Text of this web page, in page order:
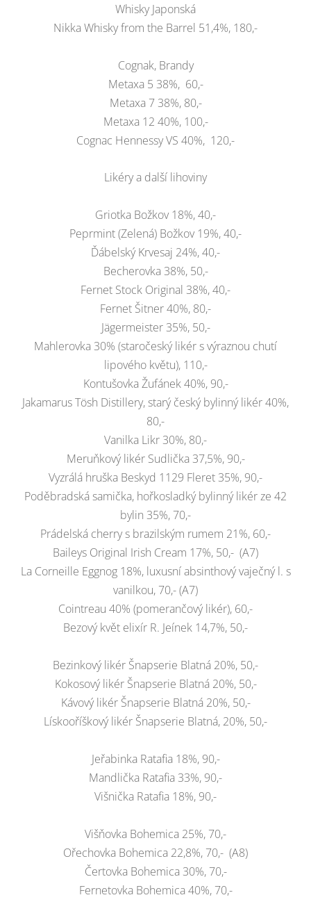
Whisky Japonská
Nikka Whisky from the Barrel 51,4%, 180,-
Cognak, Brandy
Metaxa 5 38%, 60,-
Metaxa 7 38%, 80,-
Metaxa 12 40%, 100,-
Cognac Hennessy VS 40%, 120,-
Likéry a další lihoviny
Griotka Božkov 18%, 40,-
Peprmint (Zelená) Božkov 19%, 40,-
Ďábelský Krvesaj 24%, 40,-
Becherovka 38%, 50,-
Fernet Stock Original 38%, 40,-
Fernet Šitner 40%, 80,-
Jägermeister 35%, 50,-
Mahlerovka 30% (staročeský likér s výraznou chutí
lipového květu), 110,-
Kontušovka Žufánek 40%, 90,-
Jakamarus Tösh Distillery, starý český bylinný likér 40%,
80,-
Vanilka Likr 30%, 80,-
Meruňkový likér Sudlička 37,5%, 90,-
Vyzrálá hruška Beskyd 1129 Fleret 35%, 90,-
Poděbradská samička, hořkosladký bylinný likér ze 42
bylin 35%, 70,-
Prádelská cherry s brazilským rumem 21%, 60,-
Baileys Original Irish Cream 17%, 50,- (A7)
La Corneille Eggnog 18%, luxusní absinthový vaječný l. s
vanilkou, 70,- (A7)
Cointreau 40% (pomerančový likér), 60,-
Bezový květ elixír R. Jeínek 14,7%, 50,-
Bezinkový likér Šnapserie Blatná 20%, 50,-
Kokosový likér Šnapserie Blatná 20%, 50,-
Kávový likér Šnapserie Blatná 20%, 50,-
Lískooříškový likér Šnapserie Blatná, 20%, 50,-
Jeřabinka Ratafia 18%, 90,-
Mandlička Ratafia 33%, 90,-
Višnička Ratafia 18%, 90,-
Višňovka Bohemica 25%, 70,-
Ořechovka Bohemica 22,8%, 70,- (A8)
Čertovka Bohemica 30%, 70,-
Fernetovka Bohemica 40%, 70,-